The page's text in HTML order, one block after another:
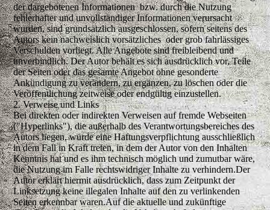
der dargebotenen Informationen bzw. durch die Nutzung
fehlerhafter und unvollständiger Informationen verursacht
wurden, sind grundsätzlich ausgeschlossen, sofern seitens des
Autors kein nachweislich vorsätzliches oder grob fahrlässiges
Verschulden vorliegt. Alle Angebote sind freibleibend und
unverbindlich. Der Autor behält es sich ausdrücklich vor, Teile
der Seiten oder das gesamte Angebot ohne gesonderte
Ankündigung zu verändern, zu ergänzen, zu löschen oder die
Veröffentlichung zeitweise oder endgültig einzustellen.
2. Verweise und Links
Bei direkten oder indirekten Verweisen auf fremde Webseiten
("Hyperlinks"), die außerhalb des Verantwortungsbereiches des
Autors liegen, würde eine Haftungsverpflichtung ausschließlich
in dem Fall in Kraft treten, in dem der Autor von den Inhalten
Kenntnis hat und es ihm technisch möglich und zumutbar wäre,
die Nutzung im Falle rechtswidriger Inhalte zu verhindern.Der
Autor erklärt hiermit ausdrücklich, dass zum Zeitpunkt der
Linksetzung keine illegalen Inhalte auf den zu verlinkenden
Seiten erkennbar waren.Auf die aktuelle und zukünftige